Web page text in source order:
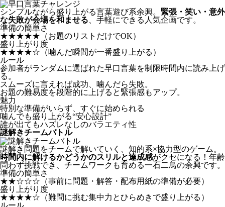
シンプルながら盛り上がる言葉遊び系余興。 緊張・笑い・意外
な失敗が会場を和ませる 、手軽にできる人気企画です。
準備の簡単さ
★★★★★ （お題のリストだけでOK）
盛り上がり度
★★★★☆ （噛んだ瞬間が一番盛り上がる）
ルール
参加者がランダムに選ばれた早口言葉を制限時間内に読み上げ
る。
スムーズに言えれば成功、噛んだら失敗。
お題の難易度を段階的に上げると緊張感もアップ。
魅力
特別な準備がいらず、すぐに始められる
噛んでも盛り上がる“安心設計”
誰が出てもハズレなしのバラエティ性
謎解きチームバトル
謎解き問題をチームで解いていく、知的系×協力型のゲーム。
時間内に解けるかどうかのスリルと達成感がクセになる！年齢
問わず挑戦でき、チームワークも育める一石二鳥の余興です。
準備の簡単さ
★★☆☆☆ （事前に問題・解答・配布用紙の準備が必要）
盛り上がり度
★★★★☆ （難問に挑む集中力とひらめきで盛り上がる）